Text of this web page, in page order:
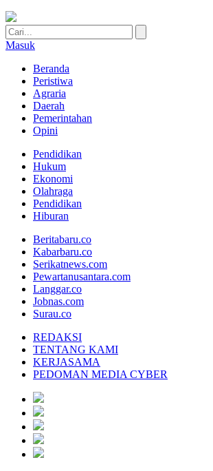
Masuk
Beranda
Peristiwa
Agraria
Daerah
Pemerintahan
Opini
Pendidikan
Hukum
Ekonomi
Olahraga
Pendidikan
Hiburan
Beritabaru.co
Kabarbaru.co
Serikatnews.com
Pewartanusantara.com
Langgar.co
Jobnas.com
Surau.co
REDAKSI
TENTANG KAMI
KERJASAMA
PEDOMAN MEDIA CYBER